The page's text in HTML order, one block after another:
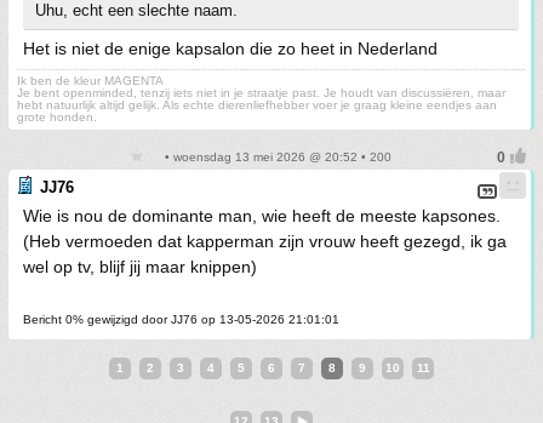
Uhu, echt een slechte naam.
Het is niet de enige kapsalon die zo heet in Nederland
Ik ben de kleur MAGENTA
Je bent openminded, tenzij iets niet in je straatje past. Je houdt van discussiëren, maar
hebt natuurlijk altijd gelijk. Als echte dierenliefhebber voer je graag kleine eendjes aan
grote honden.
• woensdag 13 mei 2026 @ 20:52 • 200
JJ76
Wie is nou de dominante man, wie heeft de meeste kapsones.
(Heb vermoeden dat kapperman zijn vrouw heeft gezegd, ik ga
wel op tv, blijf jij maar knippen)
Bericht 0% gewijzigd door JJ76 op 13-05-2026 21:01:01
1 2 3 4 5 6 7 8 9 10 11